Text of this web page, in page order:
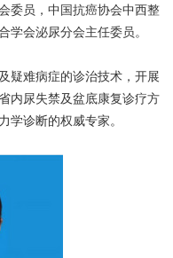
员，中国抗癌协会中西整
学会泌尿分会主任委员。
难病症的诊治技术，开展
内尿失禁及盆底康复诊疗方
学诊断的权威专家。